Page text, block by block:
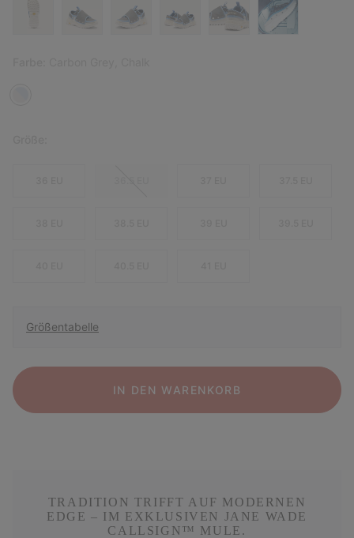
Größentabelle
IN DEN WARENKORB
TRADITION TRIFFT AUF MODERNEN
EDGE – IM EXKLUSIVEN JANE WADE
CALLSIGN™ MULE.